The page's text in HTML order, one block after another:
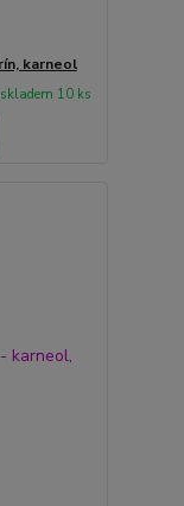
karneol
skladem 10 ks